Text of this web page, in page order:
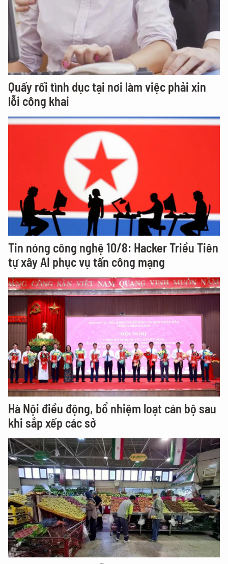
Quấy rối tình dục tại nơi làm việc phải xin
lỗi công khai
Tin nóng công nghệ 10/8: Hacker Triều Tiên
tự xây AI phục vụ tấn công mạng
Hà Nội điều động, bổ nhiệm loạt cán bộ sau
khi sắp xếp các sở